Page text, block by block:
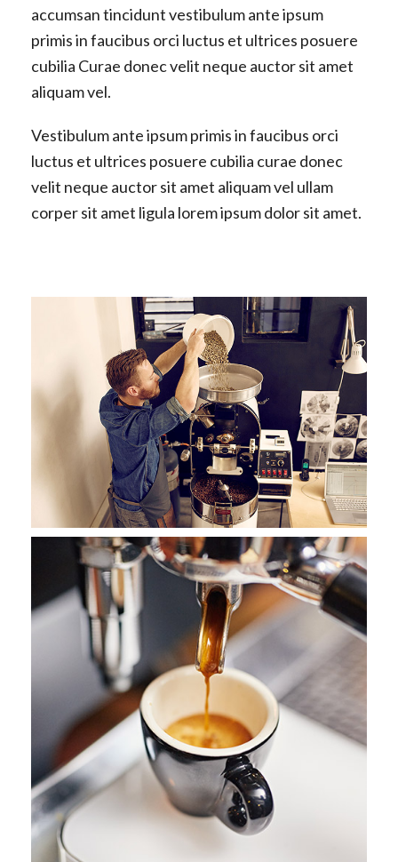
accumsan tincidunt vestibulum ante ipsum
primis in faucibus orci luctus et ultrices posuere
cubilia Curae donec velit neque auctor sit amet
aliquam vel.
Vestibulum ante ipsum primis in faucibus orci
luctus et ultrices posuere cubilia curae donec
velit neque auctor sit amet aliquam vel ullam
corper sit amet ligula lorem ipsum dolor sit amet.